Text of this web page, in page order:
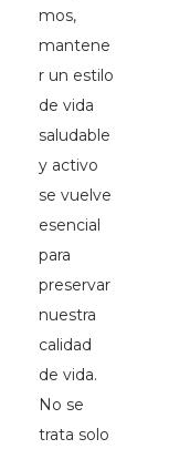
mos,
mantene
r un estilo
de vida
saludable
y activo
se vuelve
esencial
para
preservar
nuestra
calidad
de vida.
No se
trata solo